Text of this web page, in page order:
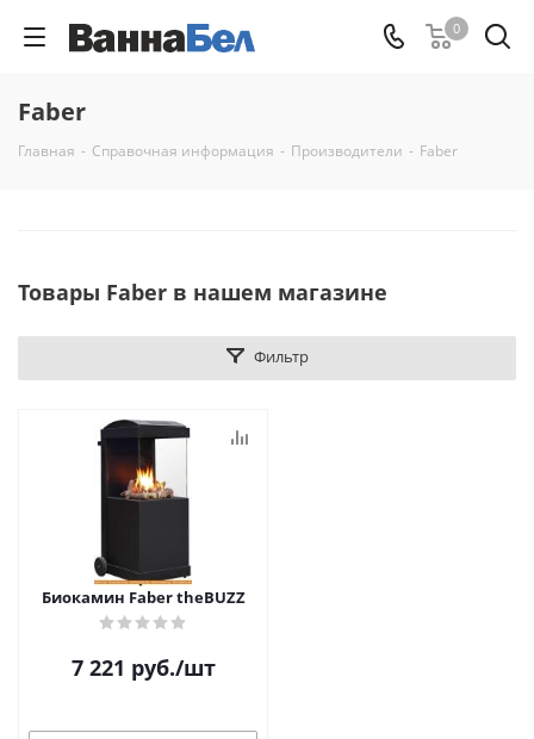
0
Faber
Главная - Справочная информация - Производители - Faber
Товары Faber в нашем магазине
Фильтр
Биокамин Faber theBUZZ
7 221 руб./шт